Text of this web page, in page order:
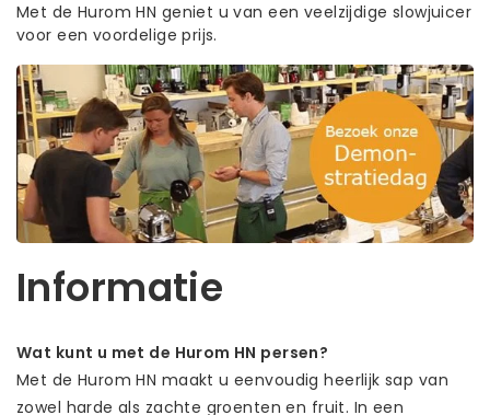
Met de Hurom HN geniet u van een veelzijdige slowjuicer
voor een voordelige prijs.
Informatie
Wat kunt u met de Hurom HN persen?
Met de Hurom HN maakt u eenvoudig heerlijk sap van
zowel harde als zachte groenten en fruit. In een